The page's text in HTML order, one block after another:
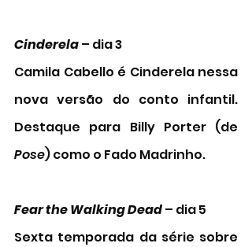
Cinderela – dia 3
Camila Cabello é Cinderela nessa
nova versão do conto infantil.
Pose) como o Fado Madrinho.
Fear the Walking Dead – dia 5
Sexta temporada da série sobre